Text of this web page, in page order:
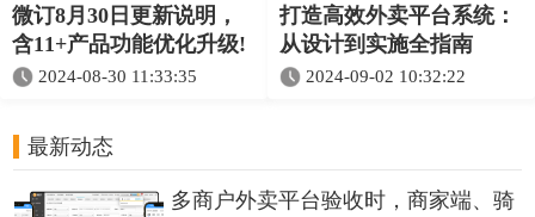
微订8月30日更新说明，
含11+产品功能优化升级!
2024-08-30 11:33:35
打造高效外卖平台系统：
从设计到实施全指南
2024-09-02 10:32:22
最新动态
多商户外卖平台验收时，商家端、骑